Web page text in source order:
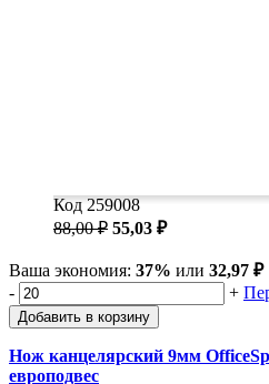
Код 259008
88,00 ₽ 55,03 ₽
Ваша экономия: 37% или 32,97 ₽
-
+
Добавить в корзину
Нож канцелярский 9мм
европодвес